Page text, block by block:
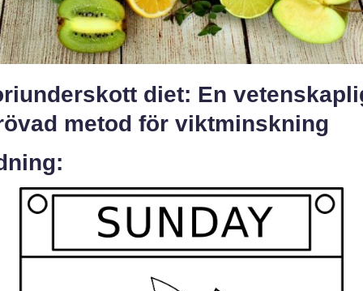
diet: En
metod för viktminskning